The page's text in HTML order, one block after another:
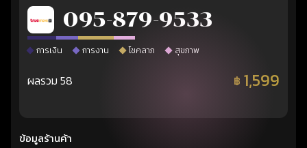
095-879-9533
การเงิน การงาน โชคลาภ สุขภาพ
ผลรวม 58 ฿ 1,599
ข้อมูลร้านค้า